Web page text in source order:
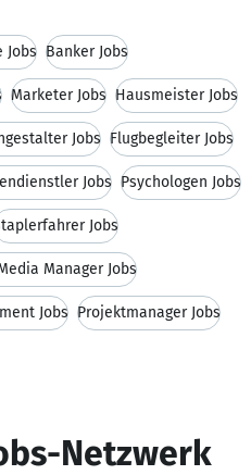
Jobs Banker Jobs
Marketer Jobs Hausmeister Jobs
Jobs Flugbegleiter Jobs
Jobs Psychologen Jobs
Jobs
Manager Jobs
Jobs Projektmanager Jobs
Netzwerk